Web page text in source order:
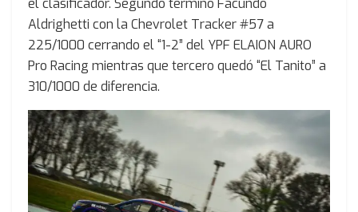
el clasificador. Segundo terminó Facundo
Aldrighetti con la Chevrolet Tracker #57 a
225/1000 cerrando el “1-2” del YPF ELAION AURO
Pro Racing mientras que tercero quedó “El Tanito” a
310/1000 de diferencia.